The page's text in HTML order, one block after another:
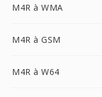
M4R à WMA
M4R à GSM
M4R à W64